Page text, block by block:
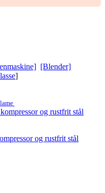
[Blender]
]
og rustfrit stål